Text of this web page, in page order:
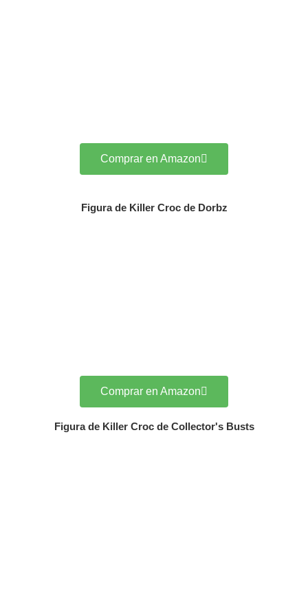
Comprar en Amazon
Figura de Killer Croc de Dorbz
Comprar en Amazon
Figura de Killer Croc de Collector's Busts